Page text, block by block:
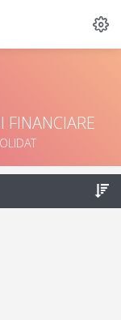
FINANCIARE